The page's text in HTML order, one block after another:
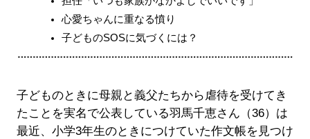
心愛ちゃんに重なる憤り
子どものSOSに気づくには？
子どものときに母親と義父たちから虐待を受けてき
たことを実名で公表している羽馬千恵さん（36）は
最近、小学3年生のときにつけていた作文帳を見つけ